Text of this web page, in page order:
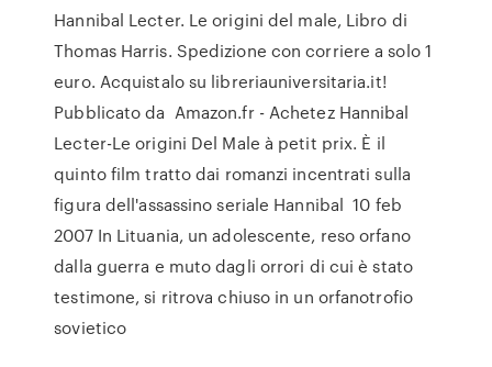
Hannibal Lecter. Le origini del male, Libro di
Thomas Harris. Spedizione con corriere a solo 1
euro. Acquistalo su libreriauniversitaria.it!
Pubblicato da Amazon.fr - Achetez Hannibal
Lecter-Le origini Del Male à petit prix. È il
quinto film tratto dai romanzi incentrati sulla
figura dell'assassino seriale Hannibal 10 feb
2007 In Lituania, un adolescente, reso orfano
dalla guerra e muto dagli orrori di cui è stato
testimone, si ritrova chiuso in un orfanotrofio
sovietico